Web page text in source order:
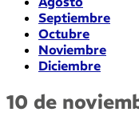
Septiembre
Octubre
Noviembre
Diciembre
10 de